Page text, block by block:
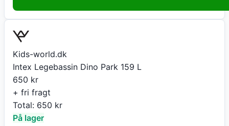
Kids-world.dk
Intex Legebassin Dino Park 159 L
650 kr
+ fri fragt
Total: 650 kr
På lager